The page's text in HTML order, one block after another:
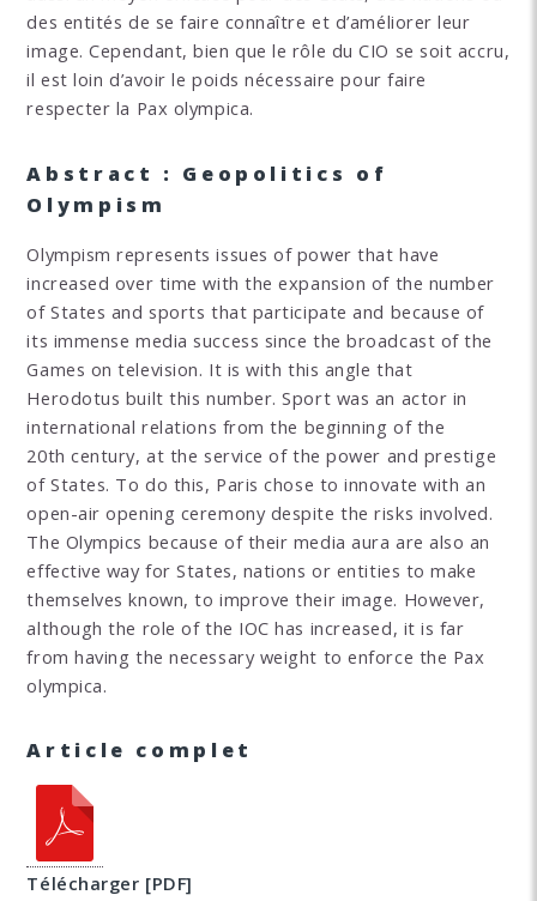
des entités de se faire connaître et d’améliorer leur
image. Cependant, bien que le rôle du CIO se soit accru,
il est loin d’avoir le poids nécessaire pour faire
respecter la Pax olympica.
Abstract : Geopolitics of
Olympism
Olympism represents issues of power that have
increased over time with the expansion of the number
of States and sports that participate and because of
its immense media success since the broadcast of the
Games on television. It is with this angle that
Herodotus built this number. Sport was an actor in
international relations from the beginning of the
20th century, at the service of the power and prestige
of States. To do this, Paris chose to innovate with an
open-air opening ceremony despite the risks involved.
The Olympics because of their media aura are also an
effective way for States, nations or entities to make
themselves known, to improve their image. However,
although the role of the IOC has increased, it is far
from having the necessary weight to enforce the Pax
olympica.
Article complet
Télécharger [PDF]